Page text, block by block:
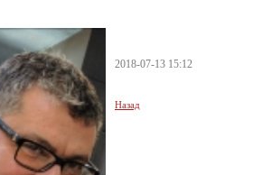
2018-07-13 15:12
Назад